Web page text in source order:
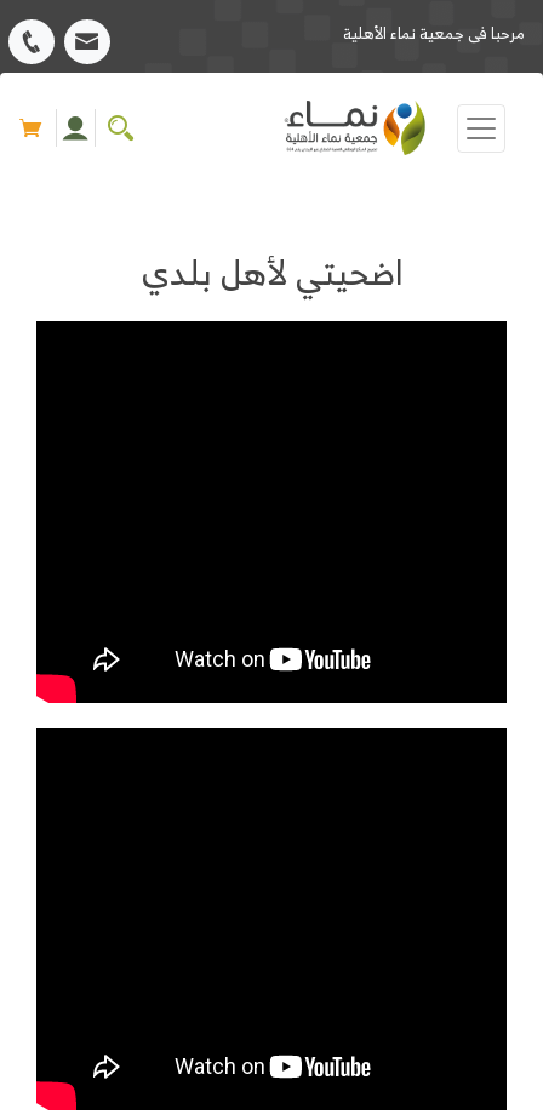
مرحبا فى جمعية نماء الأهلية
اضحيتي لأهل بلدي